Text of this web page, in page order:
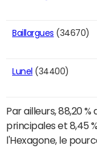
Baillargues (34670)
Lunel (34400)
Par ailleurs, 88,20
principales et 8,45
l'Hexagone, le